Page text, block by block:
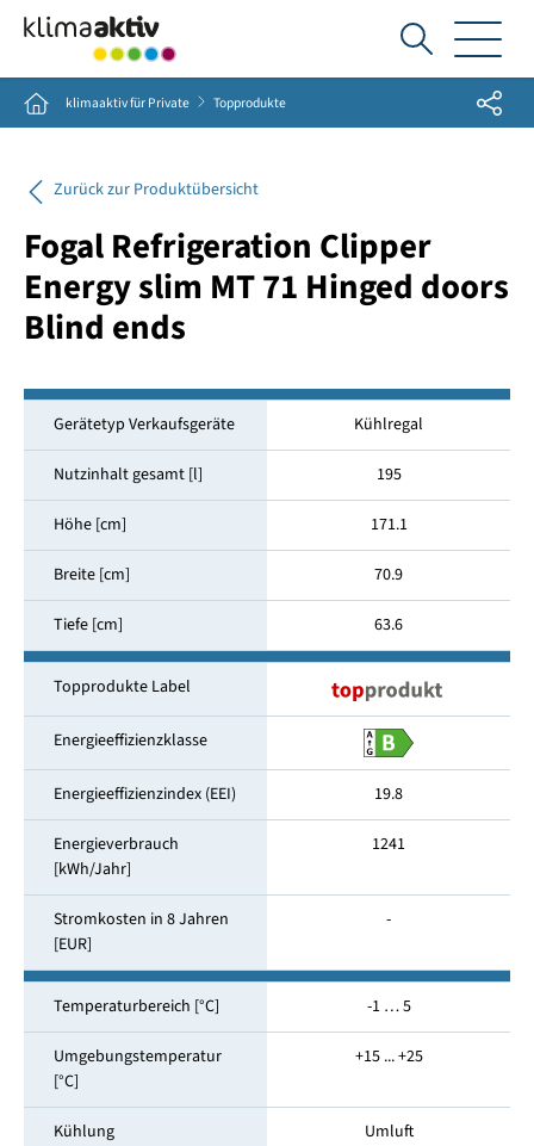
Ich
suche...
Home klimaaktiv für Private Topprodukte Share
Zurück zur Produktübersicht
Fogal Refrigeration Clipper
Energy slim MT 71 Hinged doors
Blind ends
Gerätetyp Verkaufsgeräte Kühlregal
Nutzinhalt gesamt [l] 195
Höhe [cm] 171.1
Breite [cm] 70.9
Tiefe [cm] 63.6
Topprodukte Label
Energieeffizienzklasse
Energieeffizienzindex (EEI) 19.8
Energieverbrauch
[kWh/Jahr]
1241
Stromkosten in 8 Jahren
[EUR]
-
Temperaturbereich [°C] -1 … 5
Umgebungstemperatur
[°C]
+15 ... +25
Kühlung Umluft